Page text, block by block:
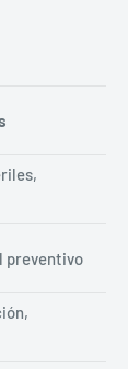
preventivo